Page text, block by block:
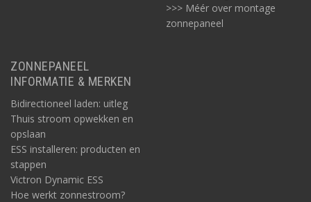
Bekabeling, zekeringen en overige camper-elektra
omgebouwde Citroën prijsvoordelig beschikbaar.
Optioneel voor vooral de grotere off-gridsystemen
Optioneel zijn ook Victron componenten zoals voor monitoring
van de camper elektra en accubewaking, bij vooral de grotere
off-gridsystemen. Denk bij monitoring aan de Victron BMV
Smart met Bluetooth connectie en laadstatus-overzichten via de
Victron App. Voor accubewaking is er de Victron BatteryProtect-
serie ter bescherming van te diepe ontlading.
>>> Méér over montage
zonnepaneel
ZONNEPANEEL
INFORMATIE & MERKEN
Bidirectioneel laden: uitleg
Thuis stroom opwekken en
opslaan
ESS installeren: producten en
stappen
Victron Dynamic ESS
Hoe werkt zonnestroom?